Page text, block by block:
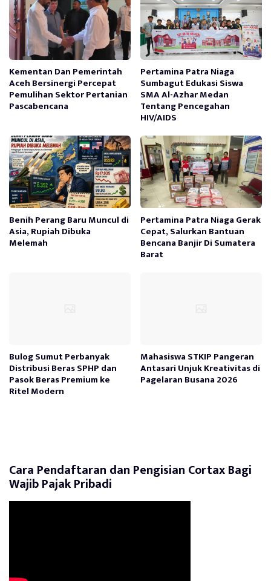
Kementan Dan Pemerintah
Aceh Bersinergi Percepat
Pemulihan Sektor Pertanian
Pascabencana
Pertamina Patra Niaga
Sumbagut Edukasi Siswa
SMA Al-Azhar Medan
Tentang Pencegahan
HIV/AIDS
Benih Perang Baru Muncul di
Asia, Rupiah Dibuka
Melemah
Pertamina Patra Niaga Gerak
Cepat, Salurkan Bantuan
Bencana Banjir Di Sumatera
Barat
Bulog Sumut Perbanyak
Distribusi Beras SPHP dan
Pasok Beras Premium ke
Ritel Modern
Mahasiswa STKIP Pangeran
Antasari Unjuk Kreativitas di
Pagelaran Busana 2026
Cara Pendaftaran dan Pengisian Cortax Bagi
Wajib Pajak Pribadi